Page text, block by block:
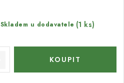
Skladem u dodavatele (1 ks)